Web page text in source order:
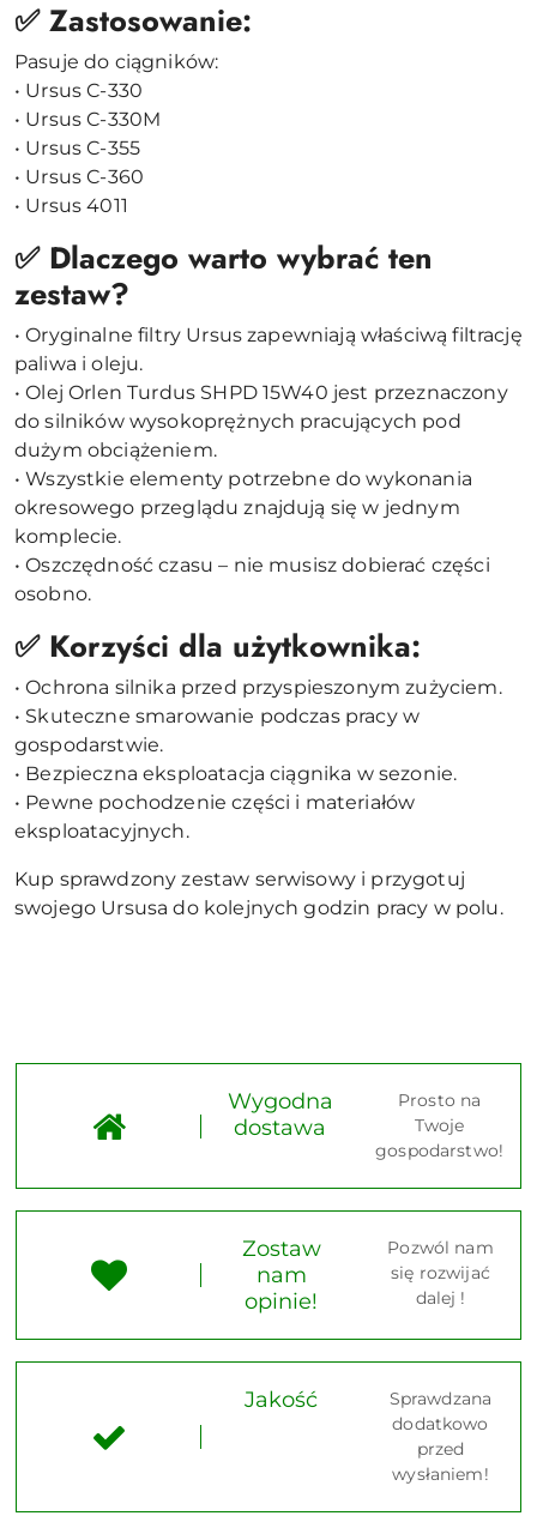
✅ Zastosowanie:
Pasuje do ciągników:
• Ursus C-330
• Ursus C-330M
• Ursus C-355
• Ursus C-360
• Ursus 4011
✅ Dlaczego warto wybrać ten
zestaw?
• Oryginalne filtry Ursus zapewniają właściwą filtrację
paliwa i oleju.
• Olej Orlen Turdus SHPD 15W40 jest przeznaczony
do silników wysokoprężnych pracujących pod
dużym obciążeniem.
• Wszystkie elementy potrzebne do wykonania
okresowego przeglądu znajdują się w jednym
komplecie.
• Oszczędność czasu – nie musisz dobierać części
osobno.
✅ Korzyści dla użytkownika:
• Ochrona silnika przed przyspieszonym zużyciem.
• Skuteczne smarowanie podczas pracy w
gospodarstwie.
• Bezpieczna eksploatacja ciągnika w sezonie.
• Pewne pochodzenie części i materiałów
eksploatacyjnych.
Kup sprawdzony zestaw serwisowy i przygotuj
swojego Ursusa do kolejnych godzin pracy w polu.
Wygodna
dostawa
Prosto na
Twoje
gospodarstwo!
Zostaw
nam
opinie!
Pozwól nam
się rozwijać
dalej !
Jakość
Sprawdzana
dodatkowo
przed
wysłaniem!